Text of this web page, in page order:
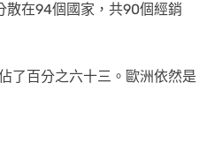
散在94個國家，共90個經銷
了百分之六十三。歐洲依然是